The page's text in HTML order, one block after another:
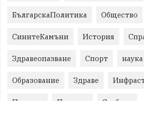
БългарскаПолитика Общество
СинитеКамъни История
Здравеопазване Спорт наука
Образование Здраве
Пеевски Протест Свобода